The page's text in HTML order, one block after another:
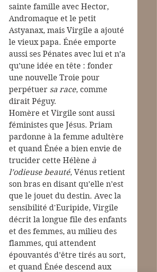
sainte famille avec Hector,
Andromaque et le petit
Astyanax, mais Virgile a ajouté
le vieux papa. Énée emporte
aussi ses Pénates avec lui et n’a
qu’une idée en tête : fonder
une nouvelle Troie pour
perpétuer sa race, comme
dirait Péguy.
Homère et Virgile sont aussi
féministes que Jésus. Priam
pardonne à la femme adultère
et quand Énée a bien envie de
trucider cette Hélène à
l’odieuse beauté, Vénus retient
son bras en disant qu’elle n’est
que le jouet du destin. Avec la
sensibilité d'Euripide, Virgile
décrit la longue file des enfants
et des femmes, au milieu des
flammes, qui attendent
épouvantés d’être tirés au sort,
et quand Énée descend aux